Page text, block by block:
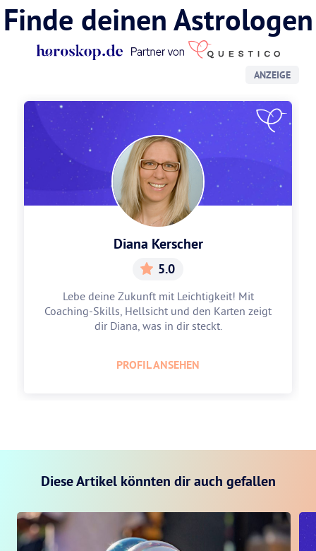
Finde deinen Astrologen
ANZEIGE
Diana Kerscher
5.0
Lebe deine Zukunft mit Leichtigkeit! Mit
Coaching-Skills, Hellsicht und den Karten zeigt
dir Diana, was in dir steckt.
PROFIL ANSEHEN
Diese Artikel könnten dir auch gefallen